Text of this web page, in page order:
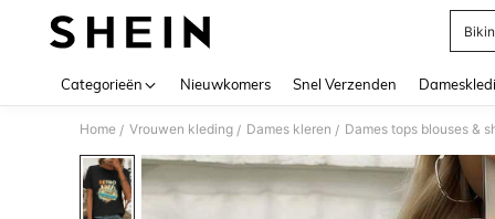
Categorieën Nieuwkomers Snel Verzenden
Home / Vrouwen kleding / Dames kleren / Dames tops blouses &